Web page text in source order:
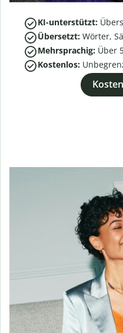
KI-unterstützt:
Übersetzt: Wörter,
Mehrsprachig: Über
Kostenlos: